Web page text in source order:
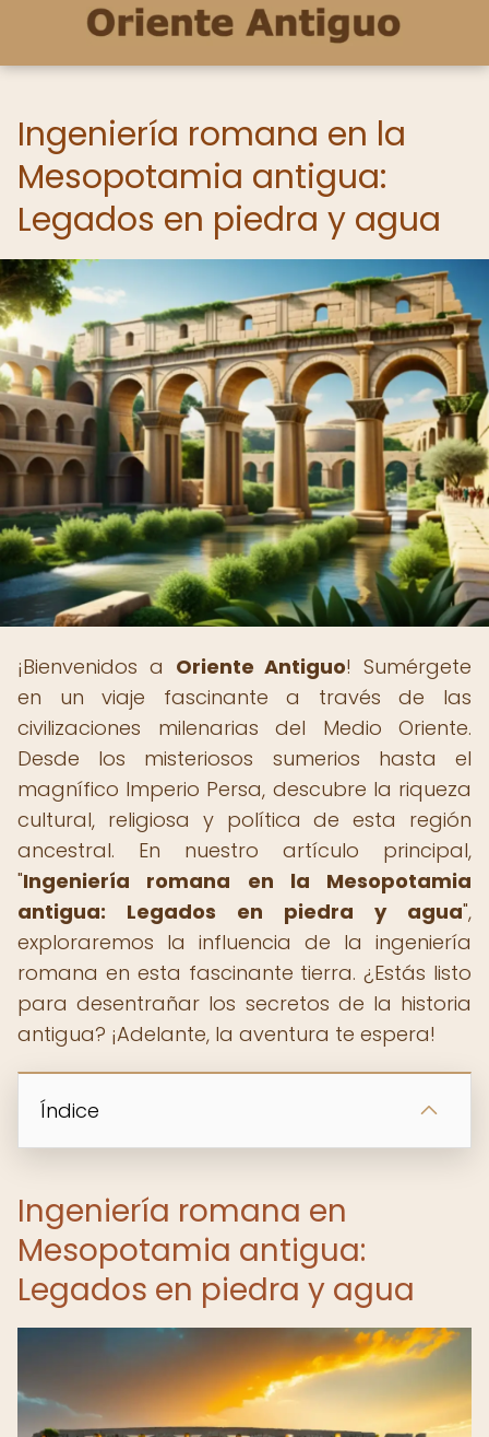
Ingeniería romana en la
Mesopotamia antigua:
Legados en piedra y agua
¡Bienvenidos a Oriente Antiguo! Sumérgete
en un viaje fascinante a través de las
civilizaciones milenarias del Medio Oriente.
Desde los misteriosos sumerios hasta el
magnífico Imperio Persa, descubre la riqueza
cultural, religiosa y política de esta región
ancestral. En nuestro artículo principal,
"Ingeniería romana en la Mesopotamia
antigua: Legados en piedra y agua",
exploraremos la influencia de la ingeniería
romana en esta fascinante tierra. ¿Estás listo
para desentrañar los secretos de la historia
antigua? ¡Adelante, la aventura te espera!
Índice
Ingeniería romana en
Mesopotamia antigua:
Legados en piedra y agua